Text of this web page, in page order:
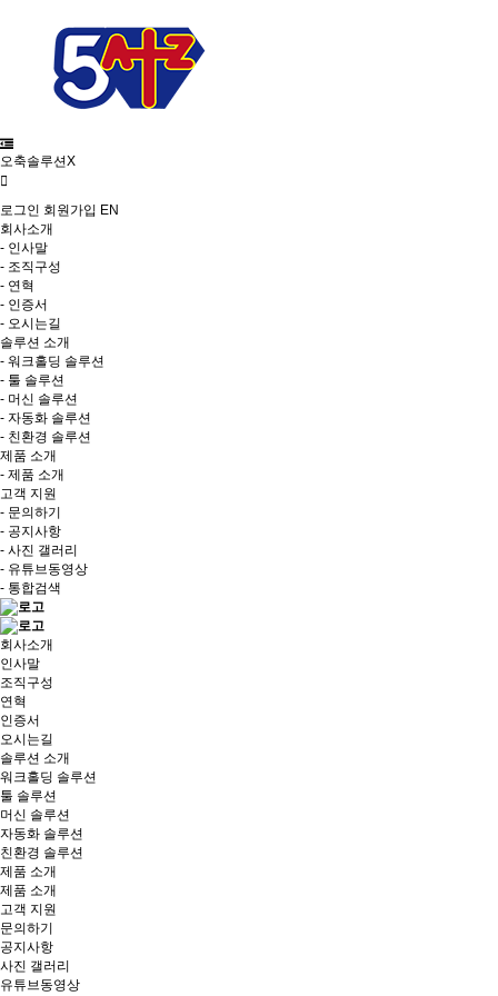
오축솔루션X
로그인 회원가입 EN
회사소개
- 인사말
- 조직구성
- 연혁
- 인증서
- 오시는길
솔루션 소개
- 워크홀딩 솔루션
- 툴 솔루션
- 머신 솔루션
- 자동화 솔루션
- 친환경 솔루션
제품 소개
- 제품 소개
고객 지원
- 문의하기
- 공지사항
- 사진 갤러리
- 유튜브동영상
- 통합검색
회사소개
인사말
조직구성
연혁
인증서
오시는길
솔루션 소개
워크홀딩 솔루션
툴 솔루션
머신 솔루션
자동화 솔루션
친환경 솔루션
제품 소개
제품 소개
고객 지원
문의하기
공지사항
사진 갤러리
유튜브동영상